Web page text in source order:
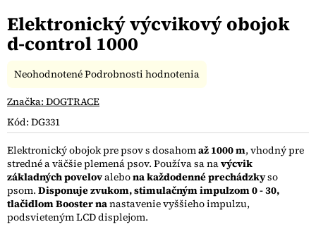
Elektronický výcvikový obojok
d-control 1000
Kód: DG331
Elektronický obojok pre psov s dosahomaž 1000 m, vhodný pre
stredné a väčšie plemená psov. Používa sa navýcvik
základných povelovalebona každodenné prechádzkyso
psom. Disponuje zvukom, stimulačným impulzom 0 - 30,
tlačidlom Booster nanastavenie vyššieho impulzu,
podsvieteným LCD displejom.
Priemerné
produktu
0,0
5
hviezdičiek.
NeohodnotenéPodrobnosti hodnotenia
Značka: DOGTRACE